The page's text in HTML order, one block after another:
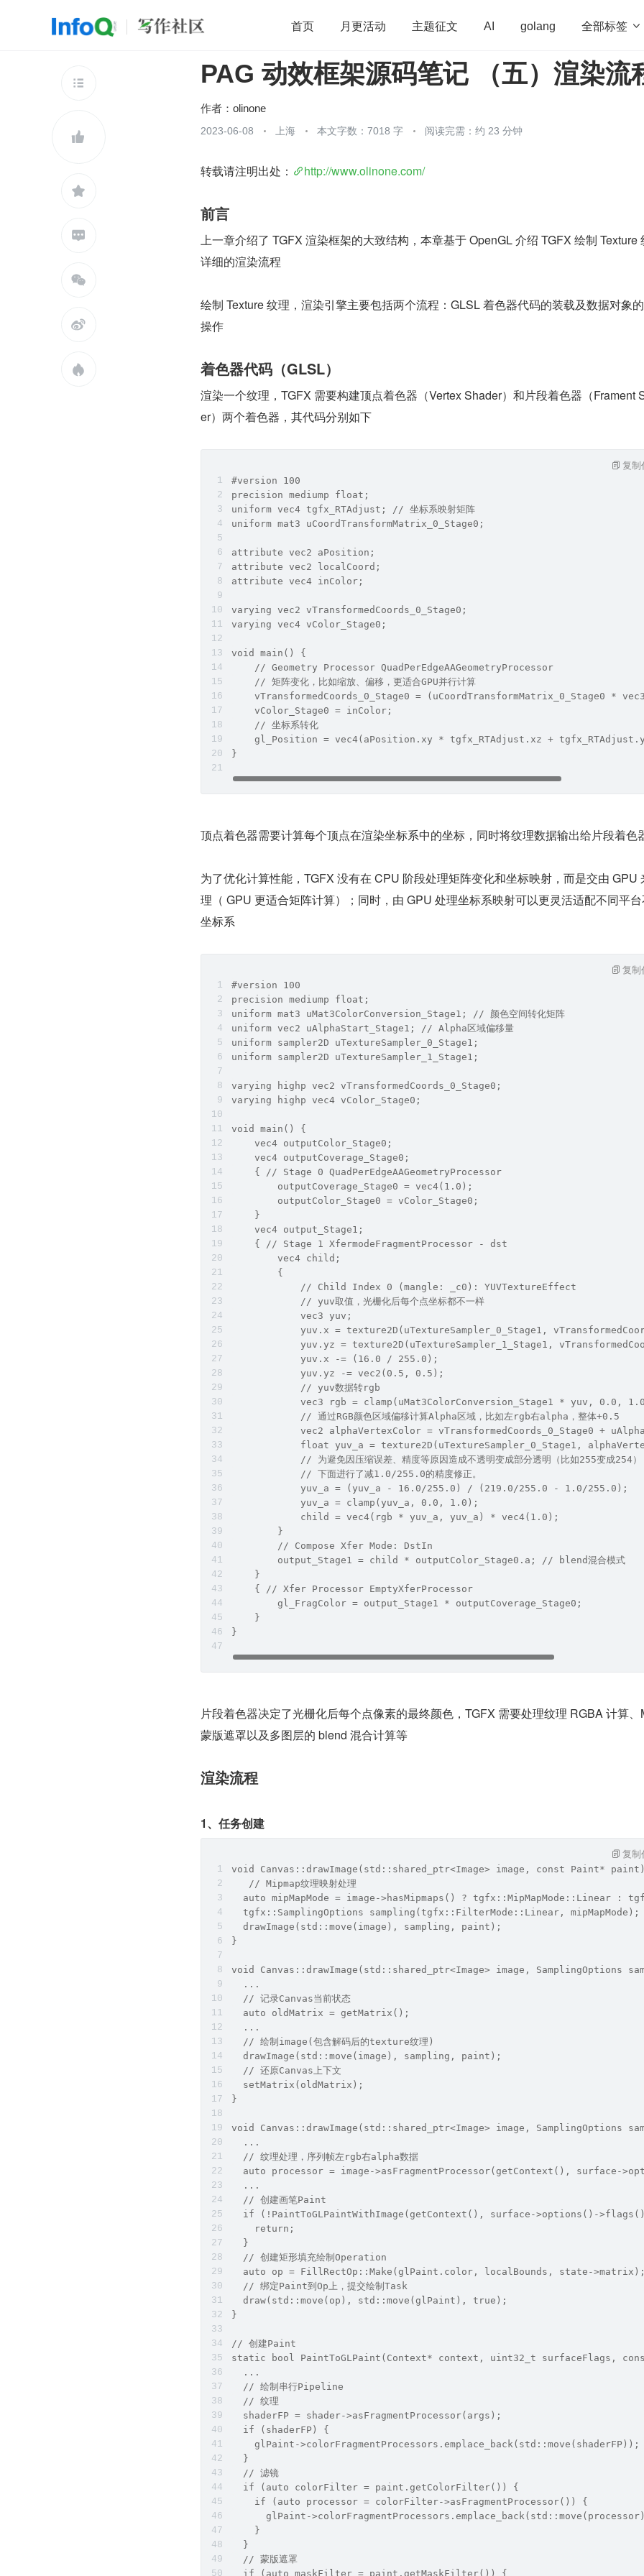
首页 月更活动 主题征文 AI golang 全部标签 
开源 架构 OpenHarmony 算法 学习方法 Web3.0 高
查看更多







PAG 动效框架源码笔记 （五）渲染流
作者： olinone
2023-06-08 上海 本文字数：7018 字 阅读完需：约 23 分钟
转载请注明出处： http://www.olinone.com/
前言
上一章介绍了 TGFX 渲染框架的大致结构，本章基于 OpenGL 介绍 TGFX 绘制 Texture
详细的渲染流程
绘制 Texture 纹理，渲染引擎主要包括两个流程：GLSL 着色器代码的装载及数据对象
操作
着色器代码（GLSL）
渲染一个纹理，TGFX 需要构建顶点着色器（Vertex Shader）和片段着色器（Frament
er）两个着色器，其代码分别如下
#version 100
precision mediump float;
uniform vec4 tgfx_RTAdjust; // 坐标系映射矩阵
uniform mat3 uCoordTransformMatrix_0_Stage0;
attribute vec2 aPosition;
attribute vec2 localCoord;
attribute vec4 inColor;
varying vec2 vTransformedCoords_0_Stage0;
varying vec4 vColor_Stage0;
void main() {
    // Geometry Processor QuadPerEdgeAAGeometryProcessor
    // 矩阵变化，比如缩放、偏移，更适合GPU并行计算
vTransformedCoords_0_Stage0 = (uCoordTransformMatrix_0_Stage0 *
    vColor_Stage0 = inColor;
    // 坐标系转化
gl_Position = vec4(aPosition.xy * tgfx_RTAdjust.xz +
}
复制
顶点着色器需要计算每个顶点在渲染坐标系中的坐标，同时将纹理数据输出给片段着色
为了优化计算性能，TGFX 没有在 CPU 阶段处理矩阵变化和坐标映射，而是交由 GPU
理（ GPU 更适合矩阵计算）；同时，由 GPU 处理坐标系映射可以更灵活适配不同平
坐标系
#version 100
precision mediump float;
uniform mat3 uMat3ColorConversion_Stage1; // 颜色空间转化矩阵
uniform vec2 uAlphaStart_Stage1; // Alpha区域偏移量
uniform sampler2D uTextureSampler_0_Stage1;
uniform sampler2D uTextureSampler_1_Stage1;
varying highp vec2 vTransformedCoords_0_Stage0;
varying highp vec4 vColor_Stage0;
void main() {
    vec4 outputColor_Stage0;
    vec4 outputCoverage_Stage0;
    { // Stage 0 QuadPerEdgeAAGeometryProcessor
        outputCoverage_Stage0 = vec4(1.0);
        outputColor_Stage0 = vColor_Stage0;
    }
    vec4 output_Stage1;
    { // Stage 1 XfermodeFragmentProcessor - dst
        vec4 child;
        {
            // Child Index 0 (mangle: _c0): YUVTextureEffect
            // yuv取值，光栅化后每个点坐标都不一样
            vec3 yuv;
yuv.x = texture2D(uTextureSampler_0_Stage1,
yuv.yz = texture2D(uTextureSampler_1_Stage1,
            yuv.x -= (16.0 / 255.0);
            yuv.yz -= vec2(0.5, 0.5);
            // yuv数据转rgb
vec3 rgb = clamp(uMat3ColorConversion_Stage1 * yuv, 0.0,
            // 通过RGB颜色区域偏移计算Alpha区域，比如左rgb右alpha，整体+0.5
vec2 alphaVertexColor = vTransformedCoords_0_Stage0 +
float yuv_a = texture2D(uTextureSampler_0_Stage1,
// 为避免因压缩误差、精度等原因造成不透明变成部分透明（比如255变成254）
            // 下面进行了减1.0/255.0的精度修正。
            yuv_a = (yuv_a - 16.0/255.0) / (219.0/255.0 - 1.0/255.0);
            yuv_a = clamp(yuv_a, 0.0, 1.0);
            child = vec4(rgb * yuv_a, yuv_a) * vec4(1.0);
        }
        // Compose Xfer Mode: DstIn
        output_Stage1 = child * outputColor_Stage0.a; // blend混合模式
    }
    { // Xfer Processor EmptyXferProcessor
        gl_FragColor = output_Stage1 * outputCoverage_Stage0;
    }
}
复制
片段着色器决定了光栅化后每个点像素的最终颜色，TGFX 需要处理纹理 RGBA 计算、
蒙版遮罩以及多图层的 blend 混合计算等
渲染流程
1、任务创建
void Canvas::drawImage(std::shared_ptr<Image> image, const Paint*
   // Mipmap纹理映射处理
auto mipMapMode = image->hasMipmaps() ? tgfx::MipMapMode::Linear :
  tgfx::SamplingOptions sampling(tgfx::FilterMode::Linear, mipMapMode);
  drawImage(std::move(image), sampling, paint);
}
void Canvas::drawImage(std::shared_ptr<Image> image,
  ...
  // 记录Canvas当前状态
  auto oldMatrix = getMatrix();
  ...
  // 绘制image(包含解码后的texture纹理)
  drawImage(std::move(image), sampling, paint);
  // 还原Canvas上下文
  setMatrix(oldMatrix);
}
void Canvas::drawImage(std::shared_ptr<Image> image, SamplingOptions
  ...
  // 纹理处理，序列帧左rgb右alpha数据
auto processor = image->asFragmentProcessor(getContext(), surface-
  ...
  // 创建画笔Paint
if (!PaintToGLPaintWithImage(getContext(), surface->options()-
    return;
  }
  // 创建矩形填充绘制Operation
auto op = FillRectOp::Make(glPaint.color, localBounds, state-
  // 绑定Paint到Op上，提交绘制Task
  draw(std::move(op), std::move(glPaint), true);
}
// 创建Paint
static bool PaintToGLPaint(Context* context, uint32_t surfaceFlags,
  ...
  // 绘制串行Pipeline
  // 纹理
  shaderFP = shader->asFragmentProcessor(args);
  if (shaderFP) {
    glPaint->colorFragmentProcessors.emplace_back(std::move(shaderFP));
  }
  // 滤镜
  if (auto colorFilter = paint.getColorFilter()) {
    if (auto processor = colorFilter->asFragmentProcessor()) {
glPaint-
    }
  }
  // 蒙版遮罩
  if (auto maskFilter = paint.getMaskFilter()) {
复制